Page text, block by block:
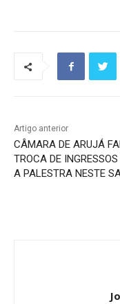
Artigo anterior
CÂMARA DE ARUJÁ
TROCA DE
A PALESTRA NESTE